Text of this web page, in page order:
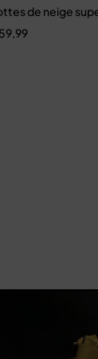
pour
de neige
59,99